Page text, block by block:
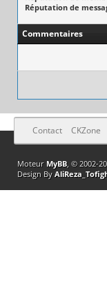
Réputation de
Commentaires
Contact CKZone
Moteur MyBB, © 2002-
Design By